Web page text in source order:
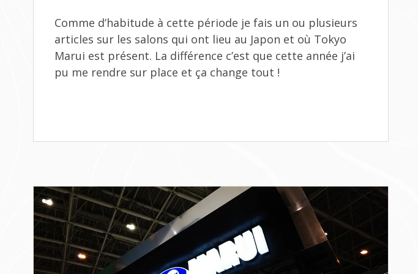
2025
J’Y
ÉTAIS
Comme d’habitude à cette période je fais un ou plusieurs
articles sur les salons qui ont lieu au Japon et où Tokyo
Marui est présent. La différence c’est que cette année j’ai
pu me rendre sur place et ça change tout !